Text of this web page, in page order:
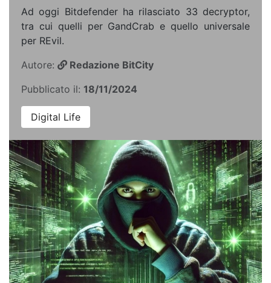
Ad oggi Bitdefender ha rilasciato 33 decryptor,
tra cui quelli per GandCrab e quello universale
per REvil.
Autore:
Redazione BitCity
Pubblicato il: 18/11/2024
Digital Life